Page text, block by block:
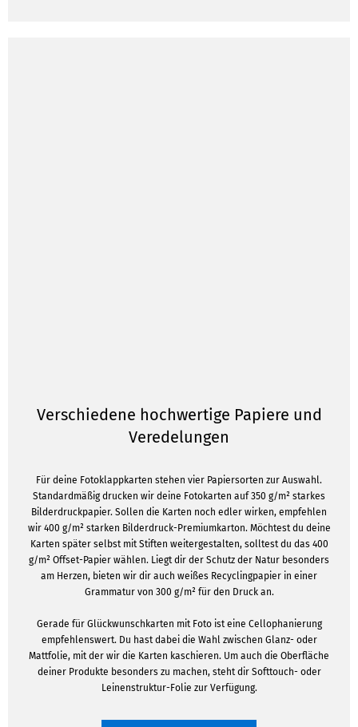
Verschiedene hochwertige Papiere und
Veredelungen
Für deine Fotoklappkarten stehen vier Papiersorten zur Auswahl.
Standardmäßig drucken wir deine Fotokarten auf 350 g/m² starkes
Bilderdruckpapier. Sollen die Karten noch edler wirken, empfehlen
wir 400 g/m² starken Bilderdruck-Premiumkarton. Möchtest du deine
Karten später selbst mit Stiften weitergestalten, solltest du das 400
g/m² Offset-Papier wählen. Liegt dir der Schutz der Natur besonders
am Herzen, bieten wir dir auch weißes Recyclingpapier in einer
Grammatur von 300 g/m² für den Druck an.
Gerade für Glückwunschkarten mit Foto ist eine Cellophanierung
empfehlenswert. Du hast dabei die Wahl zwischen Glanz- oder
Mattfolie, mit der wir die Karten kaschieren. Um auch die Oberfläche
deiner Produkte besonders zu machen, steht dir Softtouch- oder
Leinenstruktur-Folie zur Verfügung.